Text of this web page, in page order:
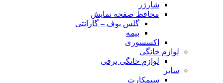
شارژر
محافظ صفحه نمایش
گلس بوف – گارانتی
بیمه
اکسسوری
لوازم خانگی
لوازم خانگی برقی
سایر
سیمکارت